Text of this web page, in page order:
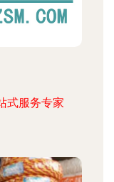
式服务专家